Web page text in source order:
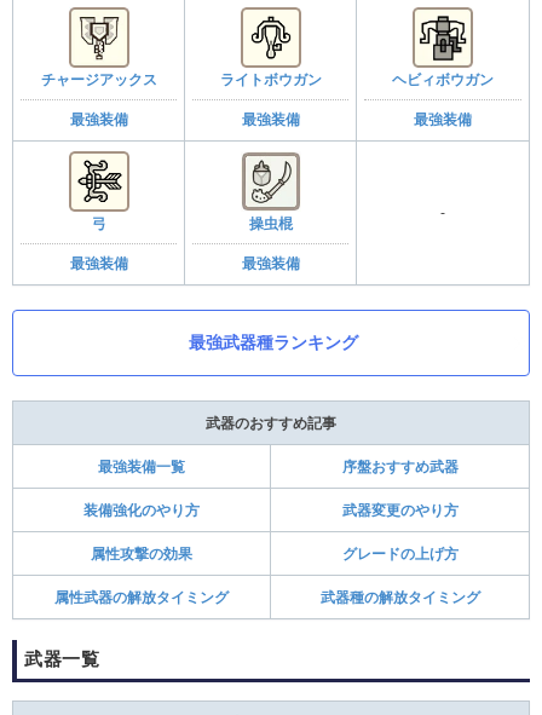
チャージアックス
最強装備
ライトボウガン
最強装備
ヘビィボウガン
最強装備
弓
最強装備
操虫棍
最強装備
-
最強武器種ランキング
武器のおすすめ記事
最強装備一覧 序盤おすすめ武器
装備強化のやり方 武器変更のやり方
属性攻撃の効果 グレードの上げ方
属性武器の解放タイミング 武器種の解放タイミング
武器一覧